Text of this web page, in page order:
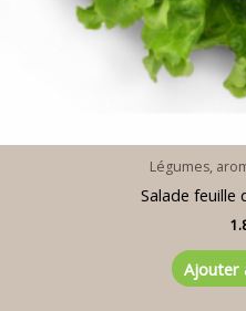
Légumes,
Salade feuille
Ajouter